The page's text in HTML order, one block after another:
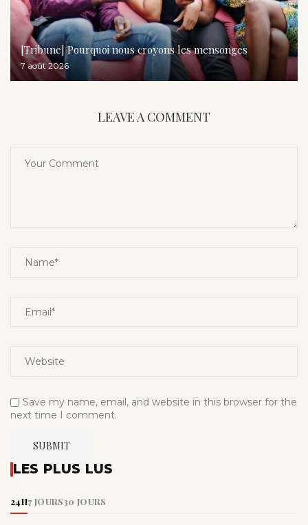
[Tribune] Pourquoi nous croyons les mensonges
7 août 2026
LEAVE A COMMENT
Save my name, email, and website in this browser for the
next time I comment.
LES PLUS LUS
24H7 JOURS30 JOURS